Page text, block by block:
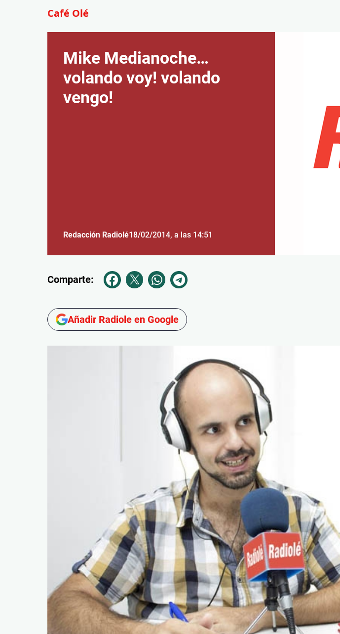
Café Olé
Mike Medianoche…
volando voy! volando
vengo!
Redacción Radiolé18/02/2014, a las 14:51
Comparte:
Añadir Radiole en Google